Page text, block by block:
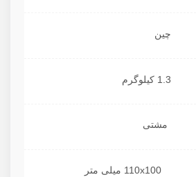
چین
1.3 کیلوگرم
مشتی
110x100 میلی متر